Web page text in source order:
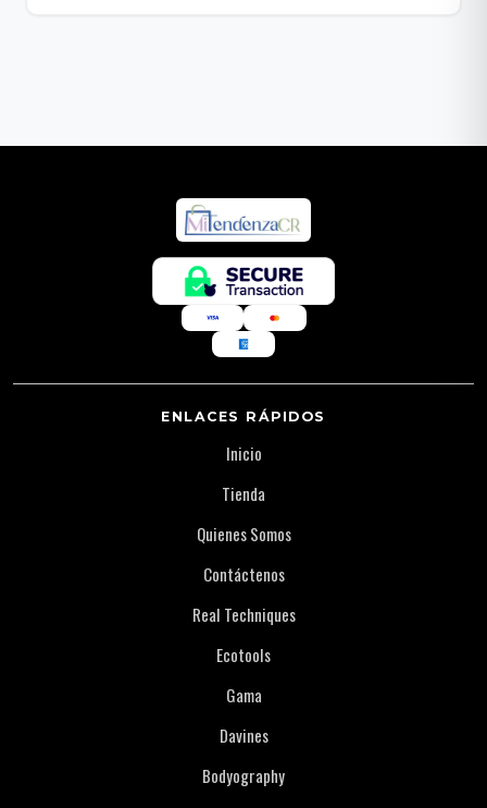
ENLACES RÁPIDOS
Inicio
Tienda
Quienes Somos
Contáctenos
Real Techniques
Ecotools
Gama
Davines
Bodyography